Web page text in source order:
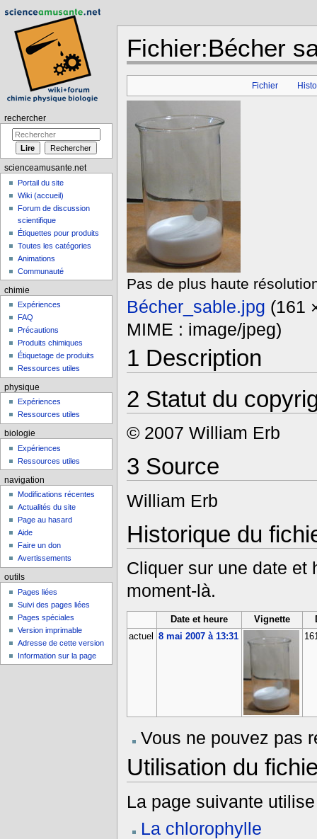
Fichier:Bécher
Fichier
Pas de plus haute
Bécher_sable.jpg (161
MIME : image/jpeg)
1 Description
2 Statut du
© 2007 William Erb
3 Source
William Erb
Historique du
Cliquer sur une date et
moment-là.
Date et heure Vignette
actuel
8 mai 2007 à 13:31
Vous ne pouvez pas
Utilisation du
La page suivante
La chlorophylle
rechercher
scienceamusante.net
Portail du site
Wiki (accueil)
Forum de discussion
scientifique
Étiquettes pour produits
Toutes les catégories
Animations
Communauté
chimie
Expériences
FAQ
Précautions
Produits chimiques
Étiquetage de produits
Ressources utiles
physique
Expériences
Ressources utiles
biologie
Expériences
Ressources utiles
navigation
Modifications récentes
Actualités du site
Page au hasard
Aide
Faire un don
Avertissements
outils
Pages liées
Suivi des pages liées
Pages spéciales
Version imprimable
Adresse de cette version
Information sur la page